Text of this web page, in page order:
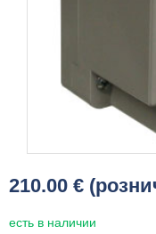
210.00 €
есть в наличии